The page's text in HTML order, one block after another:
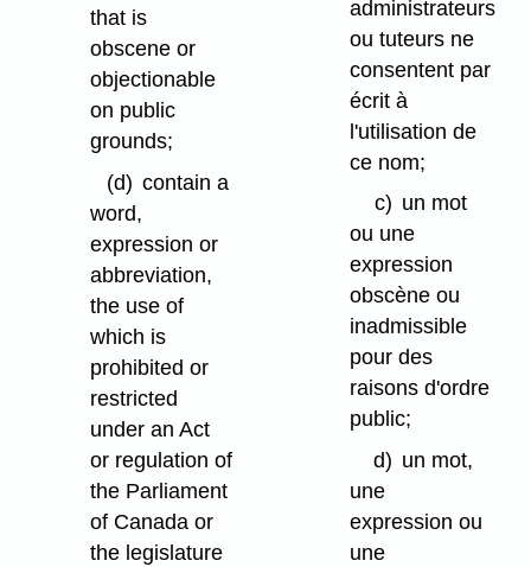
that is
obscene or
objectionable
on public
grounds;
(d) contain a
word,
expression or
abbreviation,
the use of
which is
prohibited or
restricted
under an Act
or regulation of
the Parliament
of Canada or
the legislature
administrateurs
ou tuteurs ne
consentent par
écrit à
l'utilisation de
ce nom;
c) un mot
ou une
expression
obscène ou
inadmissible
pour des
raisons d'ordre
public;
d) un mot,
une
expression ou
une